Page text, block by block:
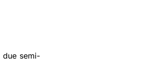
due semi-